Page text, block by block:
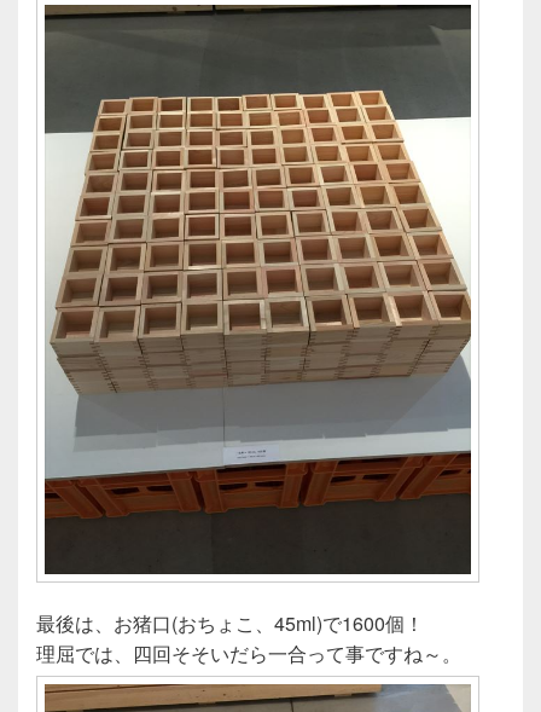
最後は、お猪口(おちょこ、45ml)で1600個！
理屈では、四回そそいだら一合って事ですね～。